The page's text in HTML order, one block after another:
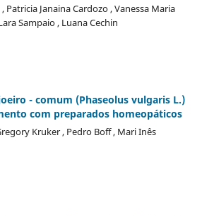
Patricia Janaina Cardozo , Vanessa Maria
Sampaio , Luana Cechin
- comum (Phaseolus vulgaris L.)
com preparados homeopáticos
Kruker , Pedro Boff , Mari Inês